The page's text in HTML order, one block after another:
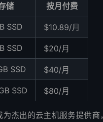
储 按月付费
SSD $10.89/月
SSD $20/月
SSD $40/月
SSD $80/月
杰出的云主机服务提供